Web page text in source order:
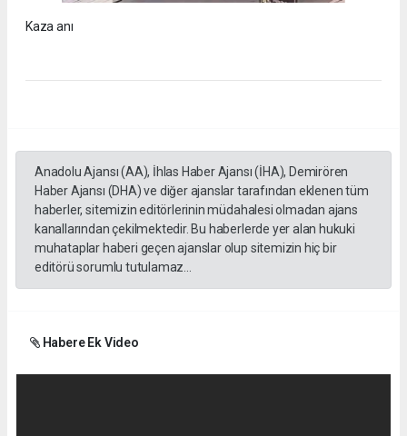
Kaza anı
Anadolu Ajansı (AA), İhlas Haber Ajansı (İHA), Demirören
Haber Ajansı (DHA) ve diğer ajanslar tarafından eklenen tüm
haberler, sitemizin editörlerinin müdahalesi olmadan ajans
kanallarından çekilmektedir. Bu haberlerde yer alan hukuki
muhataplar haberi geçen ajanslar olup sitemizin hiç bir
editörü sorumlu tutulamaz...
Habere Ek Video